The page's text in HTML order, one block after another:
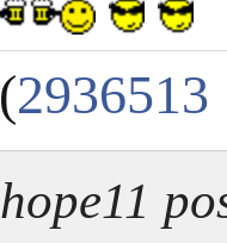
(2936513